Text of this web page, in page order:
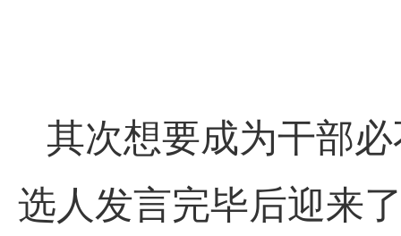
其次想要成为干部
选人发言完毕后迎来